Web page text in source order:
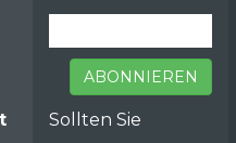
ABONNIEREN
Sollten Sie